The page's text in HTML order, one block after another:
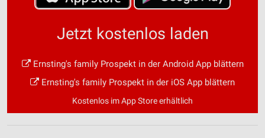
Jetzt kostenlos laden
Ernsting's family Prospekt in der Android App blättern
Ernsting's family Prospekt in der iOS App blättern
Kostenlos im App Store erhältlich